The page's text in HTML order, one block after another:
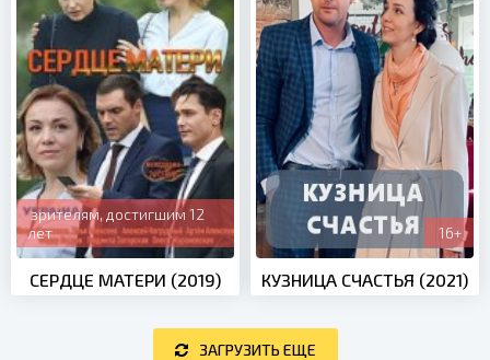
зрителям, достигшим 12
лет
СЕРДЦЕ МАТЕРИ (2019)
16+
КУЗНИЦА СЧАСТЬЯ (2021)
ЗАГРУЗИТЬ ЕЩЕ